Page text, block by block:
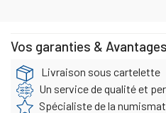
Vos garanties &
Livraison sous cartelette
Un service de qualité et
Spécialiste de la